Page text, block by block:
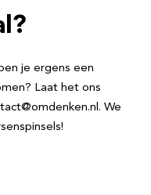
je ergens een
Laat het ons
We